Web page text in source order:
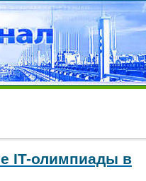
IT-олимпиады в